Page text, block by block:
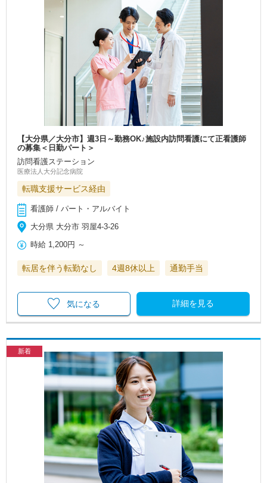
【大分県／大分市】週3日～勤務OK♪施設内訪問看護にて正看護師
の募集＜日勤パート＞
訪問看護ステーション
医療法人大分記念病院
転職支援サービス経由
看護師 / パート・アルバイト
大分県 大分市 羽屋4-3-26
時給 1,200円 ～
転居を伴う転勤なし 4週8休以上 通勤手当
詳細を見る
気になる
新着